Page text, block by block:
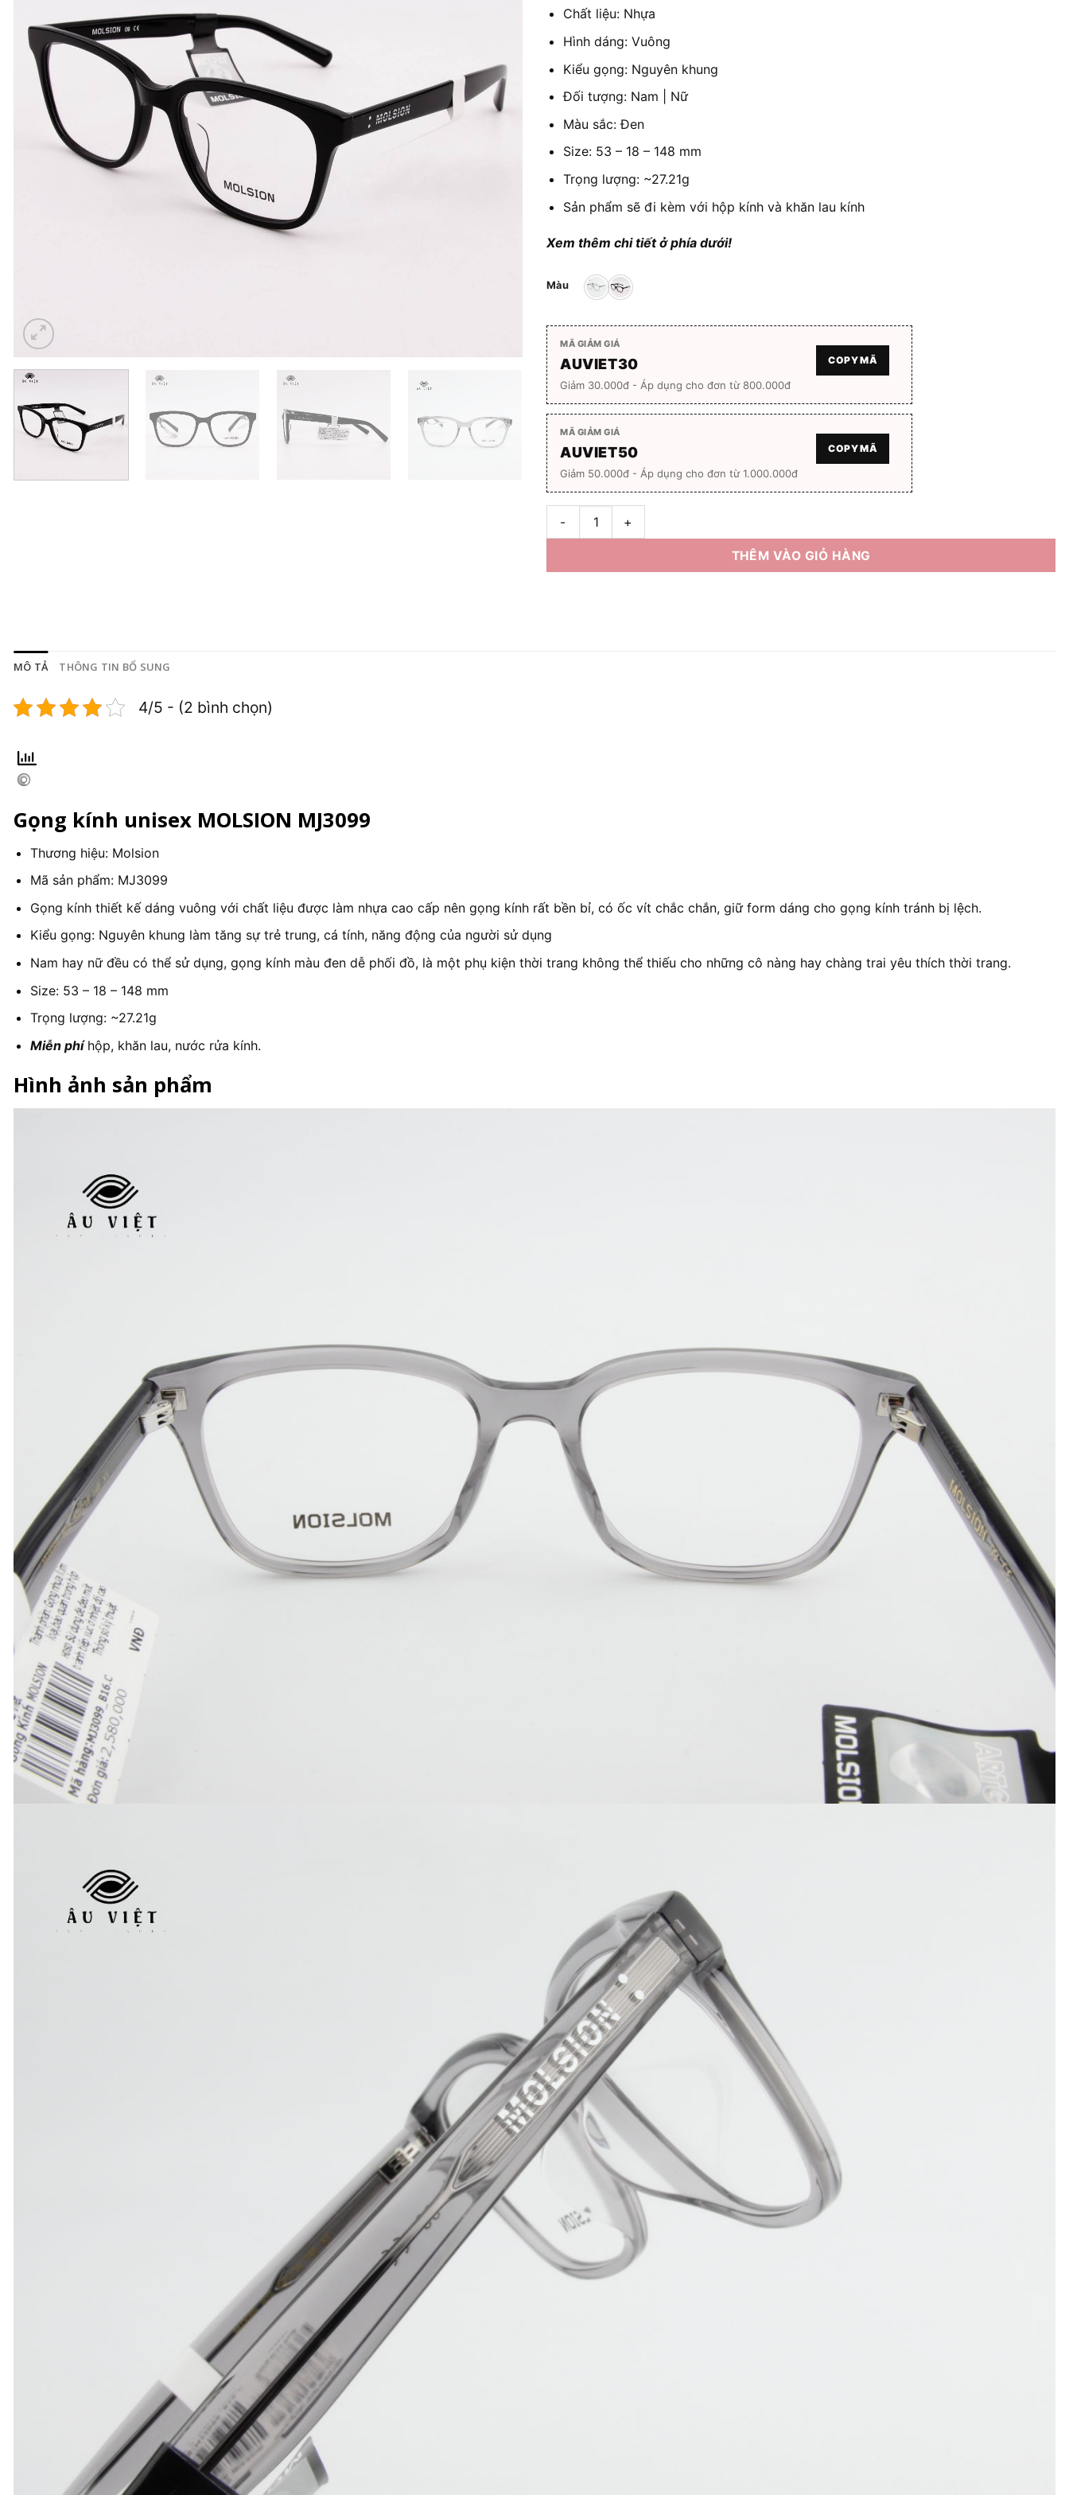
Chất liệu: Nhựa
Hình dáng: Vuông
Kiểu gọng: Nguyên khung
Đối tượng: Nam | Nữ
Màu sắc: Đen
Size: 53 – 18 – 148 mm
Trọng lượng: ~27.21g
Sản phẩm sẽ đi kèm với hộp kính và khăn lau kính
Xem thêm chi tiết ở phía dưới!
Màu
MÃ GIẢM GIÁ
AUVIET30
Giảm 30.000đ - Áp dụng cho đơn từ 800.000đ
COPY MÃ
MÃ GIẢM GIÁ
AUVIET50
Giảm 50.000đ - Áp dụng cho đơn từ 1.000.000đ
COPY MÃ
Gọng kính unisex MOLSION MJ3099 Full box số lượng
THÊM VÀO GIỎ HÀNG
MÔ TẢ THÔNG TIN BỔ SUNG
4/5 - (2 bình chọn)
Gọng kính unisex MOLSION MJ3099
Thương hiệu: Molsion
Mã sản phẩm: MJ3099
Gọng kính thiết kế dáng vuông với chất liệu được làm nhựa cao cấp nên gọng kính rất bền bỉ, có ốc vít chắc chắn, giữ form dáng cho gọng kính tránh bị lệch.
Kiểu gọng: Nguyên khung làm tăng sự trẻ trung, cá tính, năng động của người sử dụng
Nam hay nữ đều có thể sử dụng, gọng kính màu đen dễ phối đồ, là một phụ kiện thời trang không thể thiếu cho những cô nàng hay chàng trai yêu thích thời trang.
Size: 53 – 18 – 148 mm
Trọng lượng: ~27.21g
Miễn phíhộp, khăn lau, nước rửa kính.
Hình ảnh sản phẩm